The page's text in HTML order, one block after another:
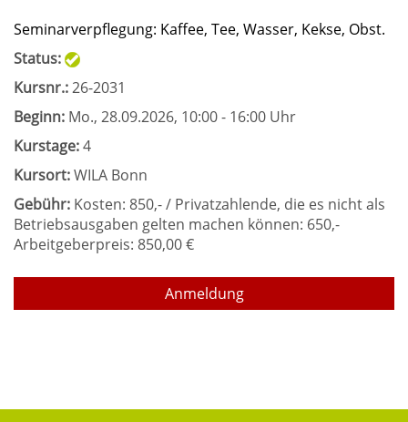
Seminarverpflegung: Kaffee, Tee, Wasser, Kekse, Obst.
Status:
Kursnr.:26-2031
Beginn: Mo., 28.09.2026, 10:00 - 16:00 Uhr
Kurstage:4
Kursort:WILA Bonn
Gebühr: Kosten: 850,- / Privatzahlende, die es nicht als
Betriebsausgaben gelten machen können: 650,-
Arbeitgeberpreis: 850,00 €
Anmeldung